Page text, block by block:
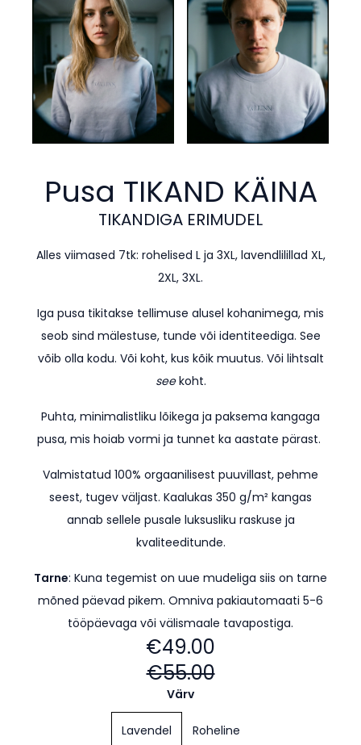
Pusa TIKAND KÄINA
TIKANDIGA ERIMUDEL
Alles viimased 7tk: rohelised L ja 3XL, lavendlilillad XL,
2XL, 3XL.
Iga pusa tikitakse tellimuse alusel kohanimega, mis
seob sind mälestuse, tunde või identiteediga. See
võib olla kodu. Või koht, kus kõik muutus. Või lihtsalt
seekoht.
Puhta, minimalistliku lõikega ja paksema kangaga
pusa, mis hoiab vormi ja tunnet ka aastate pärast.
Valmistatud 100% orgaanilisest puuvillast, pehme
seest, tugev väljast. Kaalukas 350 g/m² kangas
annab sellele pusale luksusliku raskuse ja
kvaliteeditunde.
Tarne: Kuna tegemist on uue mudeliga siis on tarne
mõned päevad pikem. Omniva pakiautomaati 5-6
tööpäevaga või välismaale tavapostiga.
€49.00
€55.00
Värv
Lavendel Roheline